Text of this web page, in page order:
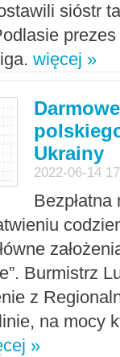
sióstr
więcej »
Ukrainy
2022-06-14
Burmistrz
z
na mocy
»